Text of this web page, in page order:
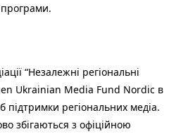
“Незалежні регіональні
Ukrainian Media Fund Nordic в
підтримки регіональних медіа.
збігаються з офіційною